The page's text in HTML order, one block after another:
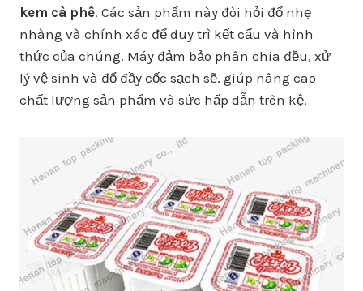
kem cà phê. Các sản phẩm này đòi hỏi đổ nhẹ
nhàng và chính xác để duy trì kết cấu và hình
thức của chúng. Máy đảm bảo phân chia đều, xử
lý vệ sinh và đổ đầy cốc sạch sẽ, giúp nâng cao
chất lượng sản phẩm và sức hấp dẫn trên kệ.